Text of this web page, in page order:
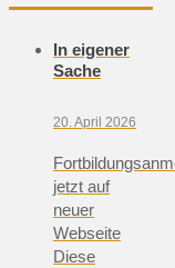
In eigener
Sache
20. April 2026
jetzt auf
neuer
Webseite
Diese